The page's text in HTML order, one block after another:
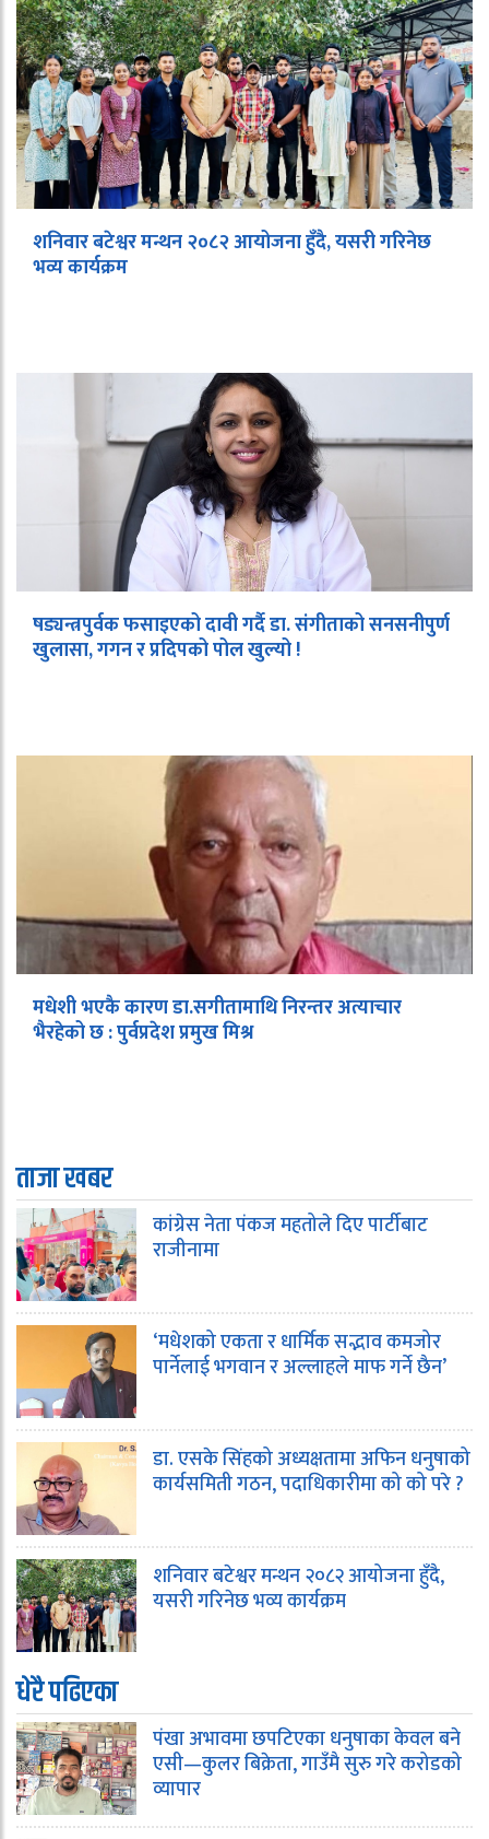
शनिवार बटेश्वर मन्थन २०८२ आयोजना हुँदै, यसरी गरिनेछ
भव्य कार्यक्रम
षड्यन्त्रपुर्वक फसाइएको दावी गर्दै डा. संगीताको सनसनीपुर्ण
खुलासा, गगन र प्रदिपको पोल खुल्यो !
मधेशी भएकै कारण डा.सगीतामाथि निरन्तर अत्याचार
भैरहेको छ : पुर्वप्रदेश प्रमुख मिश्र
ताजा खबर
कांग्रेस नेता पंकज महतोले दिए पार्टीबाट
राजीनामा
‘मधेशको एकता र धार्मिक सद्भाव कमजोर
पार्नेलाई भगवान र अल्लाहले माफ गर्ने छैन’
डा. एसके सिंहको अध्यक्षतामा अफिन धनुषाको
कार्यसमिती गठन, पदाधिकारीमा को को परे ?
शनिवार बटेश्वर मन्थन २०८२ आयोजना हुँदै,
यसरी गरिनेछ भव्य कार्यक्रम
धेरै पढिएका
पंखा अभावमा छपटिएका धनुषाका केवल बने
एसी—कुलर बिक्रेता, गाउँमै सुरु गरे करोडको
व्यापार